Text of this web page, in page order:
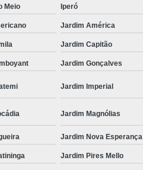
Meio Iperó
Jardim América
Jardim Capitão
Jardim Gonçalves
Jardim Imperial
Jardim Magnólias
Jardim Nova Esperança
Jardim Pires Mello